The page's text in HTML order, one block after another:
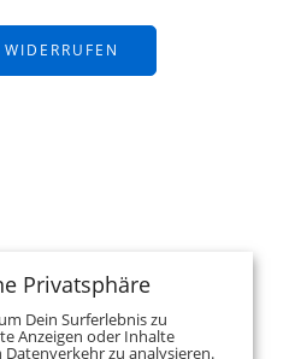
Privatsphäre
Dein Surferlebnis zu
Anzeigen oder Inhalte
zu analysieren.